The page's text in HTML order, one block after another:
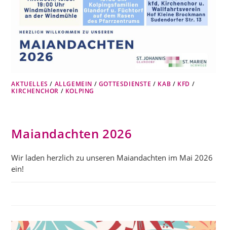
AKTUELLES / ALLGEMEIN / GOTTESDIENSTE / KAB / KFD /
KIRCHENCHOR / KOLPING
Maiandachten 2026
Wir laden herzlich zu unseren Maiandachten im Mai 2026
ein!